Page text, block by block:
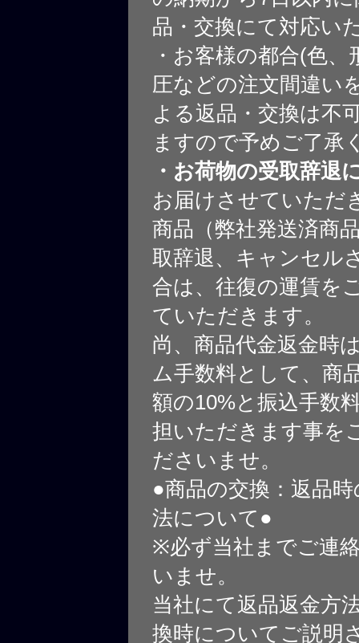
品・交換にて対応い
・お客様の都合(色、
圧などの注文間違い
よる返品・交換は不
ますので予めご了承
・お荷物の受取辞退
お届けさせていただ
商品（弊社発送済商
取辞退、キャンセル
合は、往復の運賃を
ていただきます。
尚、商品代金返金時
ム手数料として、商
額の10%と振込手数
担いただきます事を
ださいませ。
●商品の交換：返品
法について●
※必ず当社までご連
いませ。
当社にて返品返金方
換時についてご説明